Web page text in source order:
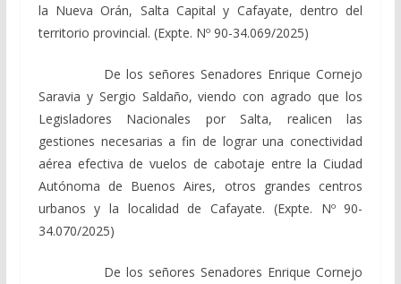
la Nueva Orán, Salta Capital y Cafayate, dentro del
territorio provincial. (Expte. Nº 90-34.069/2025)
De los señores Senadores Enrique Cornejo
Saravia y Sergio Saldaño, viendo con agrado que los
Legisladores Nacionales por Salta, realicen las
gestiones necesarias a fin de lograr una conectividad
aérea efectiva de vuelos de cabotaje entre la Ciudad
Autónoma de Buenos Aires, otros grandes centros
urbanos y la localidad de Cafayate. (Expte. Nº 90-
34.070/2025)
De los señores Senadores Enrique Cornejo